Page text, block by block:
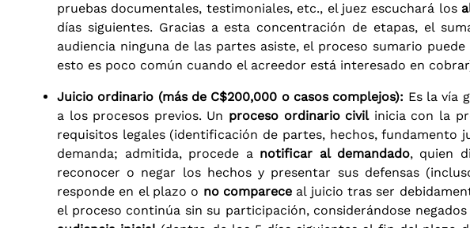
pruebas documentales, testimoniales, etc., el juez escuchará los
días siguientes. Gracias a esta concentración de etapas, el
audiencia ninguna de las partes asiste, el proceso sumario
esto es poco común cuando el acreedor está interesado en
Juicio ordinario (más de C$200,000 o casos complejos): Es la vía
a los procesos previos. Un proceso ordinario civilinicia con la
requisitos legales (identificación de partes, hechos,
demanda; admitida, procede a notificar al demandado, quien
reconocer o negar los hechos y presentar sus defensas
responde en el plazo o no compareceal juicio tras ser
el proceso continúa sin su participación, considerándose